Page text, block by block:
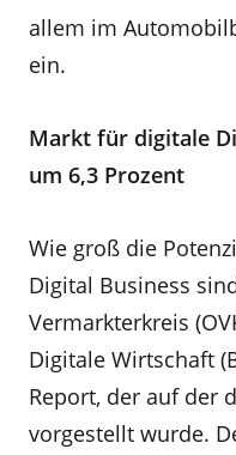
allem im
ein.
Markt für digitale
um 6,3 Prozent
Wie groß die
Digital Business
Vermarkterkreis
Digitale Wirtschaft
Report, der auf der
vorgestellt wurde.